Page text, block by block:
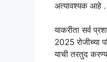
अत्यावश्यक आहे .
याकरीता सर्व
2025 रोजीच्या
याची तरतुद